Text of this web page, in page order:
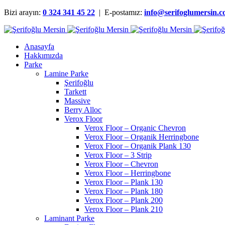
Bizi arayın: 0 324 341 45 22 | E-postamız:
Anasayfa
Hakkımızda
Parke
Lamine Parke
Şerifoğlu
Tarkett
Massive
Berry Alloc
Verox Floor
Verox Floor – Organic Chevron
Verox Floor – Organik Herringbone
Verox Floor – Organik Plank 130
Verox Floor – 3 Strip
Verox Floor – Chevron
Verox Floor – Herringbone
Verox Floor – Plank 130
Verox Floor – Plank 180
Verox Floor – Plank 200
Verox Floor – Plank 210
Laminant Parke